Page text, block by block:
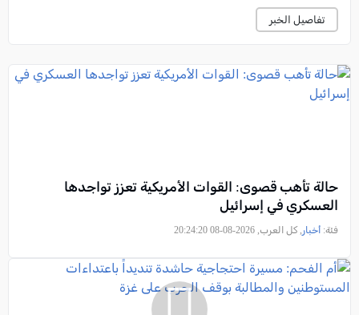
تفاصيل الخبر
حالة تأهب قصوى: القوات الأمريكية تعزز تواجدها
العسكري في إسرائيل
فئة: أخبار , كل العرب, 2026-08-08 20:24:20